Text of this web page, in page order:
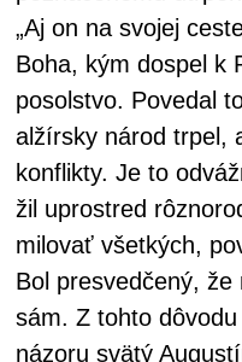
„Aj on na svojej
Boha, kým dospel k
posolstvo. Povedal
alžírsky národ trpel,
konflikty. Je to
žil uprostred
milovať všetkých,
Bol presvedčený,
sám. Z tohto
názoru svätý